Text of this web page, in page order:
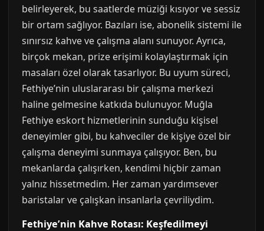
belirleyerek, bu saatlerde müziği kısıyor ve sessiz
bir ortam sağlıyor. Bazıları ise, abonelik sistemi ile
sınırsız kahve ve çalışma alanı sunuyor. Ayrıca,
birçok mekan, prize erişimi kolaylaştırmak için
masaları özel olarak tasarlıyor. Bu uyum süreci,
Fethiye’nin uluslararası bir çalışma merkezi
haline gelmesine katkıda bulunuyor. Muğla
Fethiye eskort hizmetlerinin sunduğu kişisel
deneyimler gibi, bu kahveciler de kişiye özel bir
çalışma deneyimi sunmaya çalışıyor. Ben, bu
mekanlarda çalışırken, kendimi hiçbir zaman
yalnız hissetmedim. Her zaman yardımsever
baristalar ve çalışkan insanlarla çevriliydim.
Fethiye’nin Kahve Rotası: Keşfedilmeyi